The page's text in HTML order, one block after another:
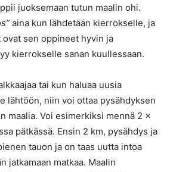
juoksemaan tutun maalin ohi.
aina kun lähdetään kierrokselle, ja
sen oppineet hyvin ja
kierrokselle sanan kuullessaan.
tai kun haluaa uusia
lähtöön, niin voi ottaa pysähdyksen
maalia. Voi esimerkiksi mennä 2 x
pätkässä. Ensin 2 km, pysähdys ja
tauon ja on taas uutta intoa
jatkamaan matkaa. Maalin